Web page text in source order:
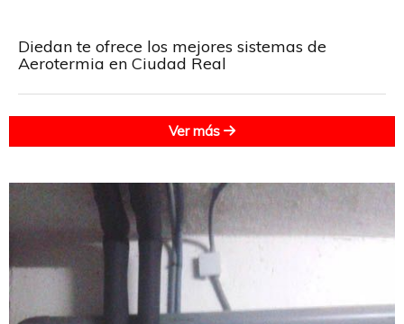
Diedan te ofrece los mejores sistemas de
Aerotermia en Ciudad Real
Ver más